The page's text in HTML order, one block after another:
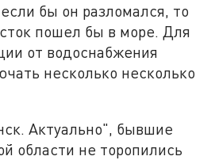
бы он разломался, то
пошел бы в море. Для
от водоснабжения
несколько несколько
Актуально", бывшие
области не торопились